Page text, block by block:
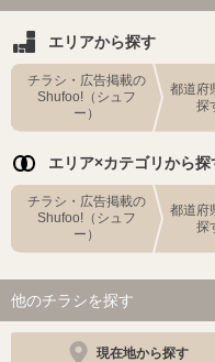
エリアから探す
チラシ・広告掲載の
Shufoo!（シュフ
ー）
都道府
探
エリア×カテゴリから探
チラシ・広告掲載の
Shufoo!（シュフ
ー）
都道府
探
他のチラシを探す
現在地から探す